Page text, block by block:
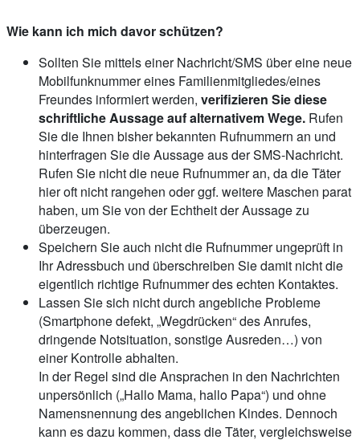
Wie kann ich mich davor schützen?
Sollten Sie mittels einer Nachricht/SMS über eine neue
Mobilfunknummer eines Familienmitgliedes/eines
Freundes informiert werden, verifizieren Sie diese
schriftliche Aussage auf alternativem Wege. Rufen
Sie die Ihnen bisher bekannten Rufnummern an und
hinterfragen Sie die Aussage aus der SMS-Nachricht.
Rufen Sie nicht die neue Rufnummer an, da die Täter
hier oft nicht rangehen oder ggf. weitere Maschen parat
haben, um Sie von der Echtheit der Aussage zu
überzeugen.
Speichern Sie auch nicht die Rufnummer ungeprüft in
Ihr Adressbuch und überschreiben Sie damit nicht die
eigentlich richtige Rufnummer des echten Kontaktes.
Lassen Sie sich nicht durch angebliche Probleme
(Smartphone defekt, „Wegdrücken“ des Anrufes,
dringende Notsituation, sonstige Ausreden…) von
einer Kontrolle abhalten.
In der Regel sind die Ansprachen in den Nachrichten
unpersönlich („Hallo Mama, hallo Papa“) und ohne
Namensnennung des angeblichen Kindes. Dennoch
kann es dazu kommen, dass die Täter, vergleichsweise